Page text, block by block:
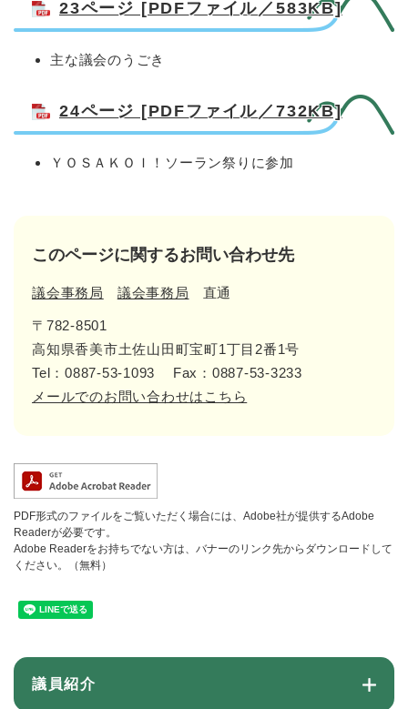
23ページ [PDFファイル／583KB]
主な議会のうごき
24ページ [PDFファイル／732KB]
ＹＯＳＡＫＯＩ！ソーラン祭りに参加
このページに関するお問い合わせ先
議会事務局 議会事務局 直通
〒782-8501
高知県香美市土佐山田町宝町1丁目2番1号
Tel：0887-53-1093
Fax：0887-53-3233
メールでのお問い合わせはこちら
PDF形式のファイルをご覧いただく場合には、Adobe社が提供するAdobe
Readerが必要です。
Adobe Readerをお持ちでない方は、バナーのリンク先からダウンロードして
ください。（無料）
議員紹介